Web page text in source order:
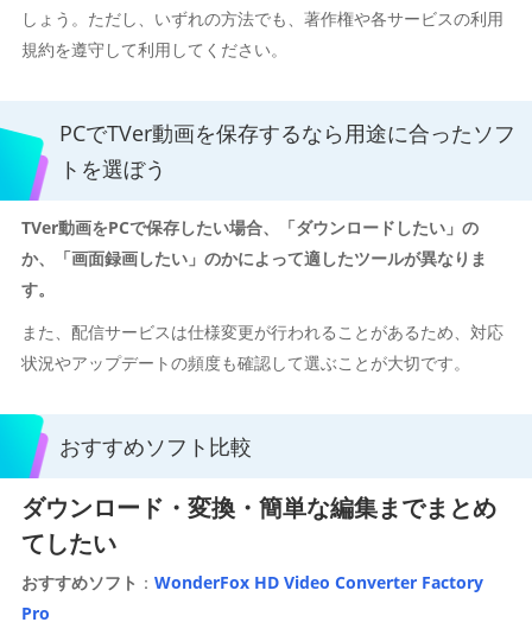
しょう。ただし、いずれの方法でも、著作権や各サービスの利用
規約を遵守して利用してください。
PCでTVer動画を保存するなら用途に合ったソフ
トを選ぼう
TVer動画をPCで保存したい場合、「ダウンロードしたい」の
か、「画面録画したい」のかによって適したツールが異なりま
す。
また、配信サービスは仕様変更が行われることがあるため、対応
状況やアップデートの頻度も確認して選ぶことが大切です。
おすすめソフト比較
ダウンロード・変換・簡単な編集までまとめ
てしたい
おすすめソフト ： WonderFox HD Video Converter Factory
Pro